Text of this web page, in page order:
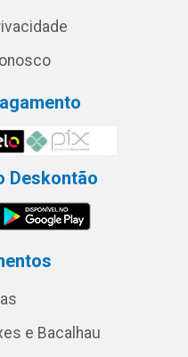
Deskontão
e Bacalhau